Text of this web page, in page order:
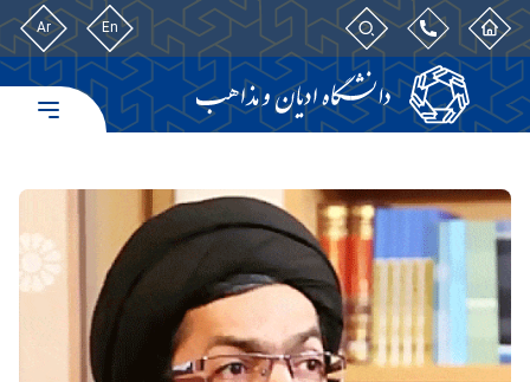
En
Ar